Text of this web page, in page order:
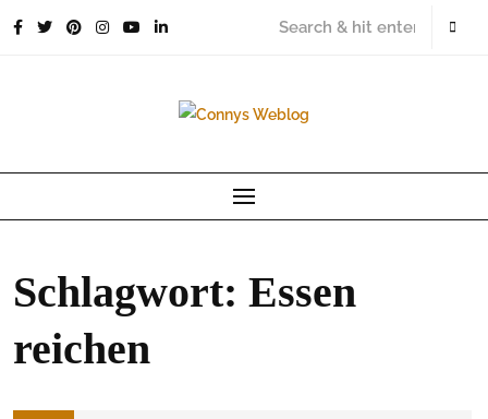
Schlagwort: Essen
reichen